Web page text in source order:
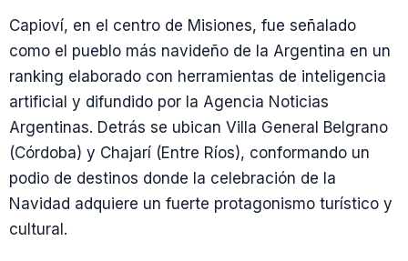
Capioví, en el centro de Misiones, fue señalado
como el pueblo más navideño de la Argentina en un
ranking elaborado con herramientas de inteligencia
artificial y difundido por la Agencia Noticias
Argentinas. Detrás se ubican Villa General Belgrano
(Córdoba) y Chajarí (Entre Ríos), conformando un
podio de destinos donde la celebración de la
Navidad adquiere un fuerte protagonismo turístico y
cultural.